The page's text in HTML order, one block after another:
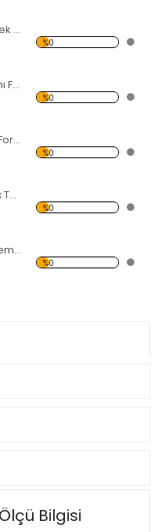
Dans Eden Kadın Erkek Forex Tablo
%0
Yanardağı ve Dumanı Forex Tablo
%0
Tavus Kuşu Renkleri Forex Tablo
%0
Lavanta Tarlası Forex Tablo
%0
Karahindiba Siyah Zemin Forex Tablo
%0
Bilgisi